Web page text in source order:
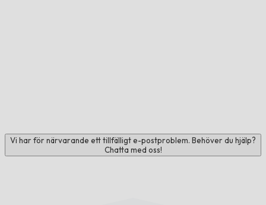
Vi har för närvarande ett tillfälligt e-postproblem. Behöver du hjälp?
Chatta med oss!